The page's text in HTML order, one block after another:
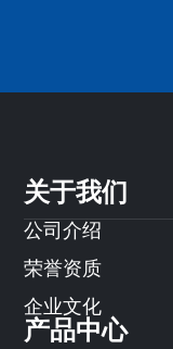
关于我们
公司介绍
荣誉资质
企业文化
产品中心